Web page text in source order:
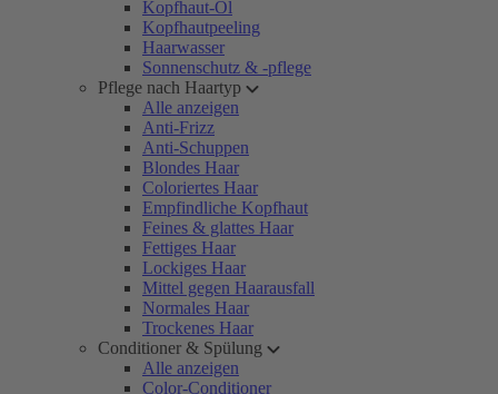
Kopfhaut-Öl
Kopfhautpeeling
Haarwasser
Sonnenschutz & -pflege
Pflege nach Haartyp
Alle anzeigen
Anti-Frizz
Anti-Schuppen
Blondes Haar
Coloriertes Haar
Empfindliche Kopfhaut
Feines & glattes Haar
Fettiges Haar
Lockiges Haar
Mittel gegen Haarausfall
Normales Haar
Trockenes Haar
Conditioner & Spülung
Alle anzeigen
Color-Conditioner